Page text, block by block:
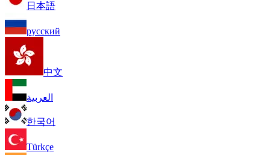
日本語
русский
中文
العربية
한국어
Türkçe